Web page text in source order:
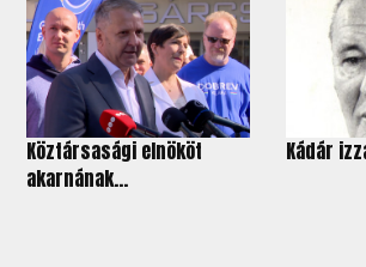
Köztársasági elnököt
akarnának...
Kádár